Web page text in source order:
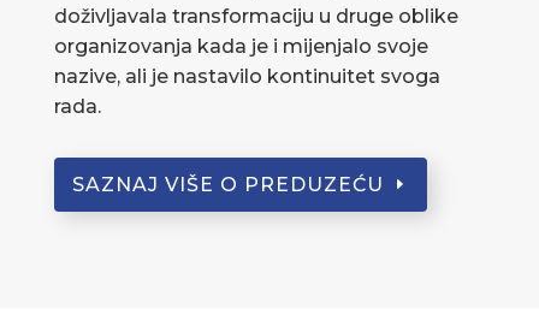
doživljavala transformaciju u druge oblike
organizovanja kada je i mijenjalo svoje
nazive, ali je nastavilo kontinuitet svoga
rada.
SAZNAJ VIŠE O PREDUZEĆU